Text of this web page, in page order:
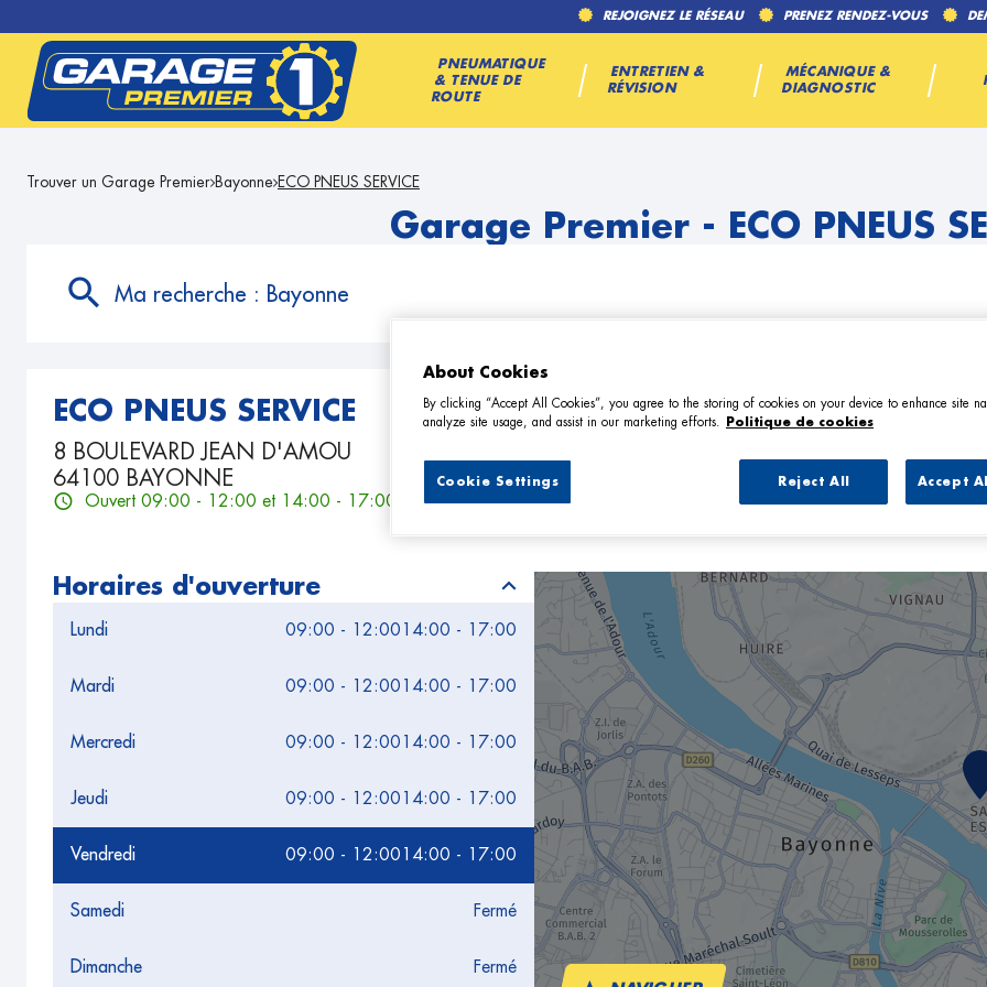
REJOIGNEZ LE RÉSEAU PRENEZ RENDEZ-VOUS
PNEUMATIQUE
& TENUE DE
ROUTE
ENTRETIEN &
RÉVISION
MÉCANIQUE &
DIAGNOSTIC
Trouver un Garage Premier Bayonne ECO PNEUS SERVICE
Garage Premier - ECO PNEUS
Ma recherche : Bayonne
ECO PNEUS SERVICE
8 BOULEVARD JEAN D'AMOU
64100 BAYONNE
Ouvert 09:00 - 12:00 et 14:00 - 17:00
Horaires d'ouverture
Lundi 09:00 - 12:00 14:00 - 17:00
Mardi 09:00 - 12:00 14:00 - 17:00
Mercredi 09:00 - 12:00 14:00 - 17:00
Jeudi 09:00 - 12:00 14:00 - 17:00
Vendredi 09:00 - 12:00 14:00 - 17:00
Samedi Fermé
Dimanche Fermé
About Cookies
By clicking “Accept All Cookies”, you agree to the storing of cookies on your device to enhance site
analyze site usage, and assist in our marketing efforts.
Politique de cookies
Reject All Accept
Cookie Settings